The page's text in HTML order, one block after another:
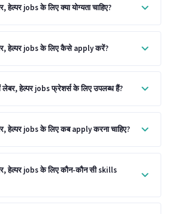
jobs के लिए क्या योग्यता चाहिए?
हेल्पर jobs के लिए कैसे apply करें?
हेल्पर jobs फ्रेशर्स के लिए उपलब्ध हैं?
हेल्पर jobs के लिए कब apply करना चाहिए?
हेल्पर jobs के लिए कौन-कौन सी skills